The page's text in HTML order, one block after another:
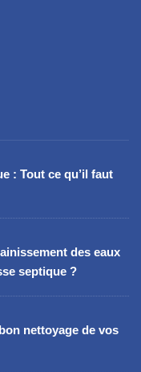
: Tout ce qu’il faut
des eaux
septique ?
nettoyage de vos